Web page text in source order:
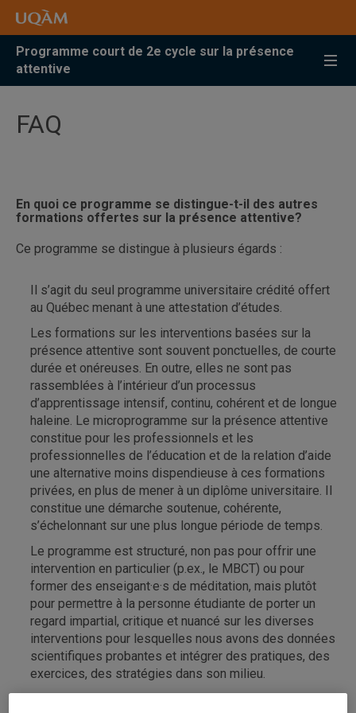
Accéder
recherche
Accéder
menu
pricipal
Accéder
zone
centrale
Programme court de 2e cycle sur la présence
attentive
FAQ
En quoi ce programme se distingue-t-il des autres
formations offertes sur la présence attentive?
Ce programme se distingue à plusieurs égards :
Il s’agit du seul programme universitaire crédité offert
au Québec menant à une attestation d’études.
Les formations sur les interventions basées sur la
présence attentive sont souvent ponctuelles, de courte
durée et onéreuses. En outre, elles ne sont pas
rassemblées à l’intérieur d’un processus
d’apprentissage intensif, continu, cohérent et de longue
haleine. Le microprogramme sur la présence attentive
constitue pour les professionnels et les
professionnelles de l’éducation et de la relation d’aide
une alternative moins dispendieuse à ces formations
privées, en plus de mener à un diplôme universitaire. Il
constitue une démarche soutenue, cohérente,
s’échelonnant sur une plus longue période de temps.
Le programme est structuré, non pas pour offrir une
intervention en particulier (p.ex., le MBCT) ou pour
former des enseigant·e·s de méditation, mais plutôt
pour permettre à la personne étudiante de porter un
regard impartial, critique et nuancé sur les diverses
interventions pour lesquelles nous avons des données
scientifiques probantes et intégrer des pratiques, des
exercices, des stratégies dans son milieu.